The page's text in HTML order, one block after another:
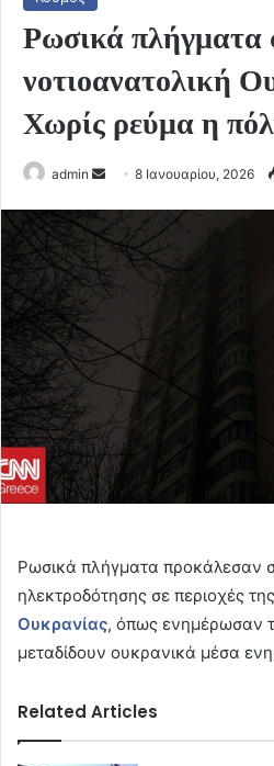
Ρωσικά πλήγματα
νοτιοανατολική
Χωρίς ρεύμα η
admin
Send
email
8 Ιανουαρίου, 2026
Ρωσικά πλήγματα προκάλεσαν
ηλεκτροδότησης σε περιοχές
Ουκρανίας, όπως ενημέρωσαν
μεταδίδουν ουκρανικά μέσα
Related Articles